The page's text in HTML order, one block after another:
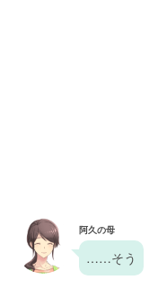
阿久の母
……そう